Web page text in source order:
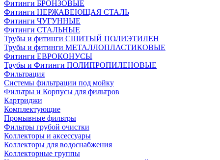
Фитинги БРОНЗОВЫЕ
Фитинги НЕРЖАВЕЮЩАЯ СТАЛЬ
Фитинги ЧУГУННЫЕ
Фитинги СТАЛЬНЫЕ
Трубы и фитинги СШИТЫЙ ПОЛИЭТИЛЕН
Трубы и фитинги МЕТАЛЛОПЛАСТИКОВЫЕ
Фитинги ЕВРОКОНУСЫ
Трубы и Фитинги ПОЛИПРОПИЛЕНОВЫЕ
Фильтрация
Системы фильтрации под мойку
Фильтры и Корпусы для фильтров
Картриджи
Комплектующие
Промывные фильтры
Фильтры грубой очистки
Коллекторы и аксессуары
Коллекторы для водоснабжения
Коллекторные группы